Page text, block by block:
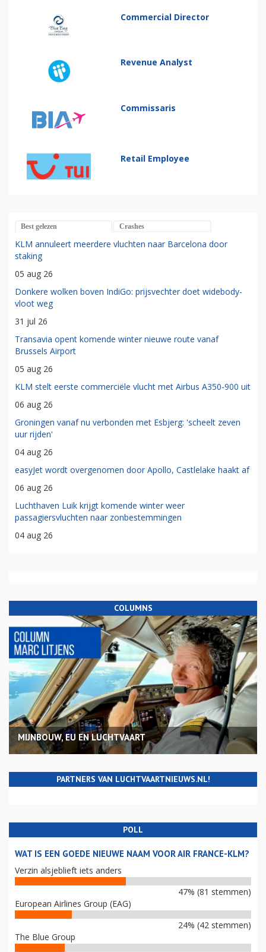
Commercial Director
Revenue Analyst
Commissaris
Retail Employee
Best gelezen Crashes
KLM annuleert meerdere vluchten naar Barcelona door
staking
05 aug 26
Donkere wolken boven IndiGo: prijsvechter doet widebody-
vloot weg
31 jul 26
Transavia opent komende winter nieuwe route vanaf
Brussels Airport
05 aug 26
KLM stelt eerste commerciële vlucht met Airbus A350-900 uit
06 aug 26
Groningen vanaf nu verbonden met Esbjerg: 'scheelt zeven
uur rijden'
04 aug 26
easyJet wordt overgenomen door Apollo, Castlelake haakt af
06 aug 26
Luchthaven Luik krijgt komende winter weer
passagiersvluchten naar zonbestemmingen
04 aug 26
COLUMNS
MIJNBOUW, EU EN LUCHTVAART
PARTNERS VAN LUCHTVAARTNIEUWS.NL!
POLL
WAT IS EEN GOEDE NIEUWE NAAM VOOR AIR FRANCE-KLM?
Verzin alsjeblieft iets anders
47% (81 stemmen)
European Airlines Group (EAG)
24% (42 stemmen)
The Blue Group